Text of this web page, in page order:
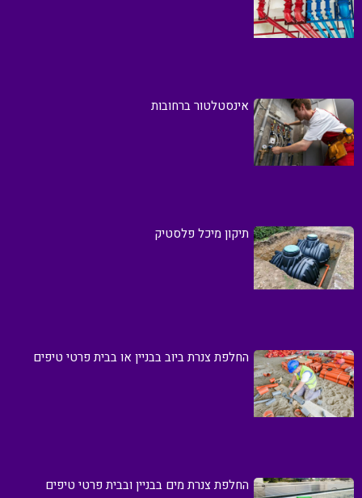
אינסטלטור ברחובות
תיקון מיכל פלסטיק
החלפת צנרת ביוב בבניין או בבית פרטי טיפים
החלפת צנרת מים בבניין ובבית פרטי טיפים